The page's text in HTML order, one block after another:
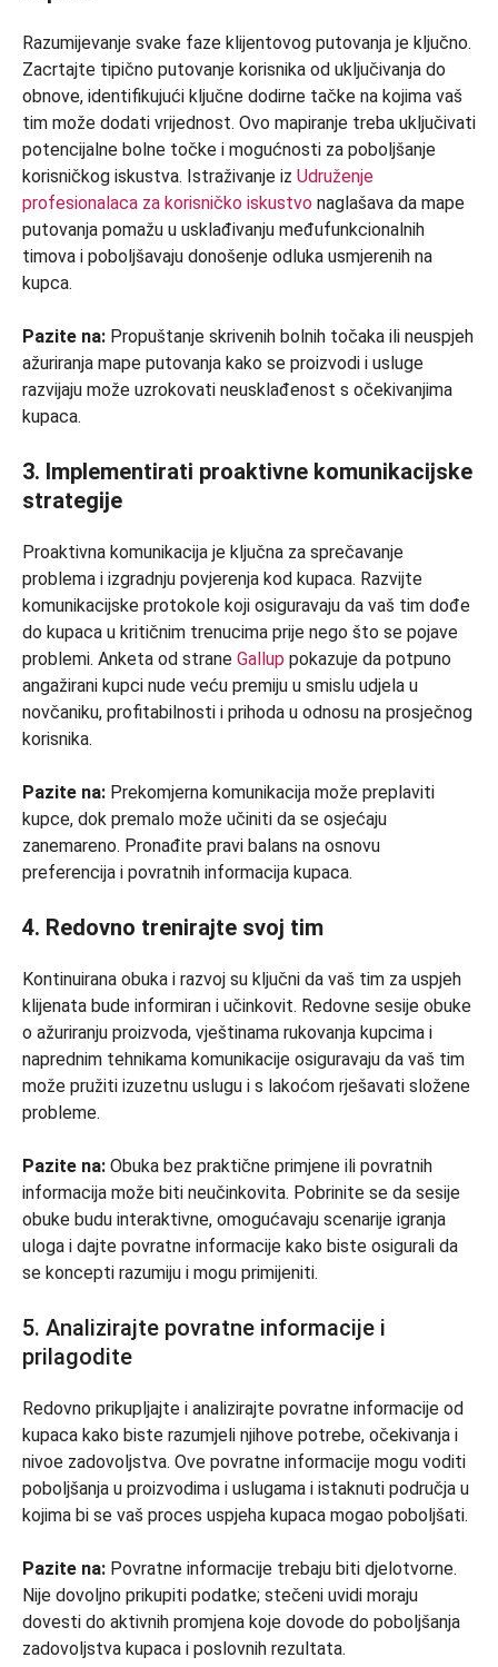
Razumijevanje svake faze klijentovog putovanja je ključno.
Zacrtajte tipično putovanje korisnika od uključivanja do
obnove, identifikujući ključne dodirne tačke na kojima vaš
tim može dodati vrijednost. Ovo mapiranje treba uključivati
​​potencijalne bolne točke i mogućnosti za poboljšanje
korisničkog iskustva. Istraživanje iz Udruženje
profesionalaca za korisničko iskustvo naglašava da mape
putovanja pomažu u usklađivanju međufunkcionalnih
timova i poboljšavaju donošenje odluka usmjerenih na
kupca.
Pazite na: Propuštanje skrivenih bolnih točaka ili neuspjeh
ažuriranja mape putovanja kako se proizvodi i usluge
razvijaju može uzrokovati neusklađenost s očekivanjima
kupaca.
3. Implementirati proaktivne komunikacijske
strategije
Proaktivna komunikacija je ključna za sprečavanje
problema i izgradnju povjerenja kod kupaca. Razvijte
komunikacijske protokole koji osiguravaju da vaš tim dođe
do kupaca u kritičnim trenucima prije nego što se pojave
problemi. Anketa od strane Gallup pokazuje da potpuno
angažirani kupci nude veću premiju u smislu udjela u
novčaniku, profitabilnosti i prihoda u odnosu na prosječnog
korisnika.
Pazite na: Prekomjerna komunikacija može preplaviti
kupce, dok premalo može učiniti da se osjećaju
zanemareno. Pronađite pravi balans na osnovu
preferencija i povratnih informacija kupaca.
4. Redovno trenirajte svoj tim
Kontinuirana obuka i razvoj su ključni da vaš tim za uspjeh
klijenata bude informiran i učinkovit. Redovne sesije obuke
o ažuriranju proizvoda, vještinama rukovanja kupcima i
naprednim tehnikama komunikacije osiguravaju da vaš tim
može pružiti izuzetnu uslugu i s lakoćom rješavati složene
probleme.
Pazite na: Obuka bez praktične primjene ili povratnih
informacija može biti neučinkovita. Pobrinite se da sesije
obuke budu interaktivne, omogućavaju scenarije igranja
uloga i dajte povratne informacije kako biste osigurali da
se koncepti razumiju i mogu primijeniti.
5. Analizirajte povratne informacije i
prilagodite
Redovno prikupljajte i analizirajte povratne informacije od
kupaca kako biste razumjeli njihove potrebe, očekivanja i
nivoe zadovoljstva. Ove povratne informacije mogu voditi
poboljšanja u proizvodima i uslugama i istaknuti područja u
kojima bi se vaš proces uspjeha kupaca mogao poboljšati.
Pazite na: Povratne informacije trebaju biti djelotvorne.
Nije dovoljno prikupiti podatke; stečeni uvidi moraju
dovesti do aktivnih promjena koje dovode do poboljšanja
zadovoljstva kupaca i poslovnih rezultata.